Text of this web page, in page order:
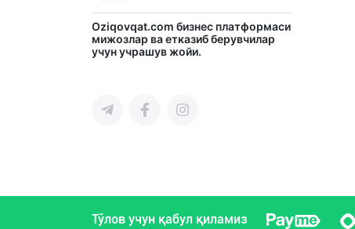
Oziqovqat.com бизнес платформаси
мижозлар ва етказиб берувчилар
учун учрашув жойи.
Тўлов учун қабул қиламиз